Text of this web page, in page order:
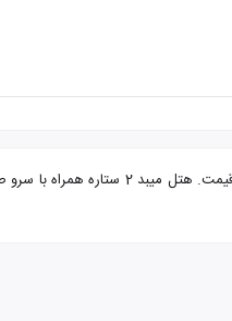
تور مشهد از ساری هتل میبد